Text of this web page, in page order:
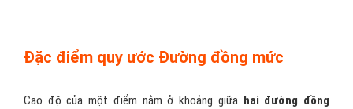
Đặc điểm quy ước Đường đồng mức
Cao độ của một điểm nằm ở khoảng giữahai đường đồng